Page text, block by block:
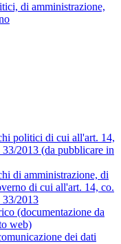
di amministrazione,
politici di cui all'art. 14,
2013 (da pubblicare in
di amministrazione, di
di cui all'art. 14, co.
33/2013
(documentazione da
web)
dei dati